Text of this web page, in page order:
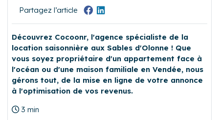
Partagez l’article
Découvrez Cocoonr, l'agence spécialiste de la
location saisonnière aux Sables d'Olonne ! Que
vous soyez propriétaire d'un appartement face à
l'océan ou d'une maison familiale en Vendée, nous
gérons tout, de la mise en ligne de votre annonce
à l'optimisation de vos revenus.
3 min